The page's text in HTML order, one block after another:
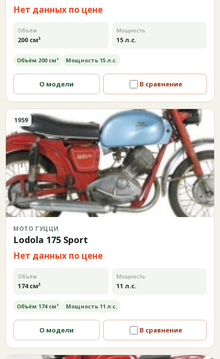
Нет данных по цене
Объём
200 см³
Мощность
15 л.с.
Объём 200 см³ Мощность 15 л.с.
О модели В сравнение
1959
МОТО ГУЦЦИ
Lodola 175 Sport
Нет данных по цене
Объём
174 см³
Мощность
11 л.с.
Объём 174 см³ Мощность 11 л.с.
О модели В сравнение